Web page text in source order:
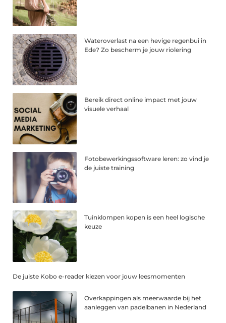
Wateroverlast na een hevige regenbui in
Ede? Zo bescherm je jouw riolering
Bereik direct online impact met jouw
visuele verhaal
Fotobewerkingssoftware leren: zo vind je
de juiste training
Tuinklompen kopen is een heel logische
keuze
De juiste Kobo e-reader kiezen voor jouw leesmomenten
Overkappingen als meerwaarde bij het
aanleggen van padelbanen in Nederland